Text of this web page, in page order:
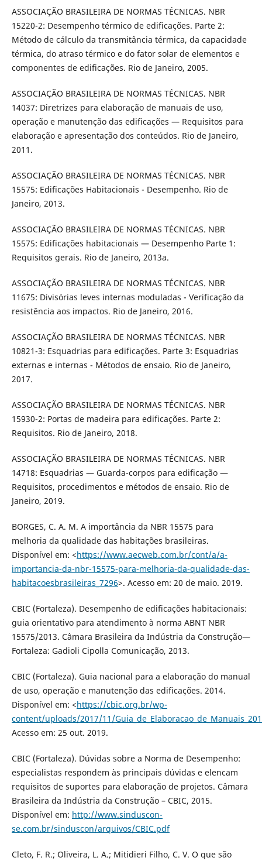
ASSOCIAÇÃO BRASILEIRA DE NORMAS TÉCNICAS. NBR
15220-2: Desempenho térmico de edificações. Parte 2:
Método de cálculo da transmitância térmica, da capacidade
térmica, do atraso térmico e do fator solar de elementos e
componentes de edificações. Rio de Janeiro, 2005.
ASSOCIAÇÃO BRASILEIRA DE NORMAS TÉCNICAS. NBR
14037: Diretrizes para elaboração de manuais de uso,
operação e manutenção das edificações — Requisitos para
elaboração e apresentação dos conteúdos. Rio de Janeiro,
2011.
ASSOCIAÇÃO BRASILEIRA DE NORMAS TÉCNICAS. NBR
15575: Edificações Habitacionais - Desempenho. Rio de
Janeiro, 2013.
ASSOCIAÇÃO BRASILEIRA DE NORMAS TÉCNICAS. NBR
15575: Edificações habitacionais — Desempenho Parte 1:
Requisitos gerais. Rio de Janeiro, 2013a.
ASSOCIAÇÃO BRASILEIRA DE NORMAS TÉCNICAS. NBR
11675: Divisórias leves internas moduladas - Verificação da
resistência aos impactos. Rio de Janeiro, 2016.
ASSOCIAÇÃO BRASILEIRA DE NORMAS TÉCNICAS. NBR
10821-3: Esquadrias para edificações. Parte 3: Esquadrias
externas e internas - Métodos de ensaio. Rio de Janeiro,
2017.
ASSOCIAÇÃO BRASILEIRA DE NORMAS TÉCNICAS. NBR
15930-2: Portas de madeira para edificações. Parte 2:
Requisitos. Rio de Janeiro, 2018.
ASSOCIAÇÃO BRASILEIRA DE NORMAS TÉCNICAS. NBR
14718: Esquadrias — Guarda-corpos para edificação —
Requisitos, procedimentos e métodos de ensaio. Rio de
Janeiro, 2019.
BORGES, C. A. M. A importância da NBR 15575 para
melhoria da qualidade das habitações brasileiras.
Disponível em: <https://www.aecweb.com.br/cont/a/a-
importancia-da-nbr-15575-para-melhoria-da-qualidade-das-
habitacoesbrasileiras_7296>. Acesso em: 20 de maio. 2019.
CBIC (Fortaleza). Desempenho de edificações habitacionais:
guia orientativo para atendimento à norma ABNT NBR
15575/2013. Câmara Brasileira da Indústria da Construção—
Fortaleza: Gadioli Cipolla Comunicação, 2013.
CBIC (Fortaleza). Guia nacional para a elaboração do manual
de uso, operação e manutenção das edificações. 2014.
Disponível em: <https://cbic.org.br/wp-
content/uploads/2017/11/
Acesso em: 25 out. 2019.
CBIC (Fortaleza). Dúvidas sobre a Norma de Desempenho:
especialistas respondem às principais dúvidas e elencam
requisitos de suportes para elaboração de projetos. Câmara
Brasileira da Indústria da Construção – CBIC, 2015.
Disponível em: http://www.sinduscon-
se.com.br/sinduscon/arquivos/CBIC.pdf
Cleto, F. R.; Oliveira, L. A.; Mitidieri Filho, C. V. O que são